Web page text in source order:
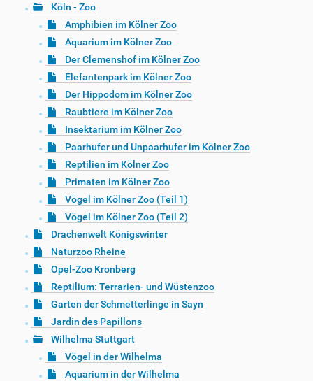
Köln - Zoo
Amphibien im Kölner Zoo
Aquarium im Kölner Zoo
Der Clemenshof im Kölner Zoo
Elefantenpark im Kölner Zoo
Der Hippodom im Kölner Zoo
Raubtiere im Kölner Zoo
Insektarium im Kölner Zoo
Paarhufer und Unpaarhufer im Kölner Zoo
Reptilien im Kölner Zoo
Primaten im Kölner Zoo
Vögel im Kölner Zoo (Teil 1)
Vögel im Kölner Zoo (Teil 2)
Drachenwelt Königswinter
Naturzoo Rheine
Opel-Zoo Kronberg
Reptilium: Terrarien- und Wüstenzoo
Garten der Schmetterlinge in Sayn
Jardin des Papillons
Wilhelma Stuttgart
Vögel in der Wilhelma
Aquarium in der Wilhelma